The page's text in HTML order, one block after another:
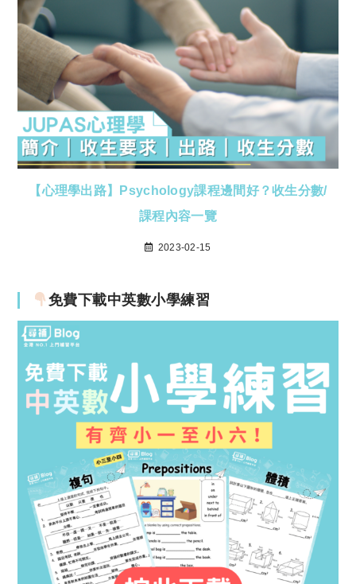
【心理學出路】Psychology課程邊間好？收生分數/
課程內容一覽
2023-02-15
免費下載中英數小學練習